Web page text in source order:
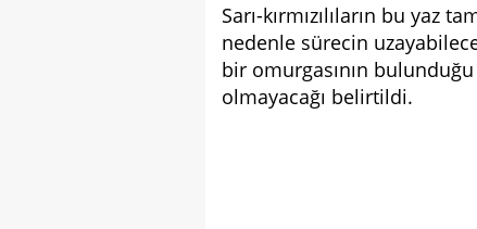
Sarı-kırmızılıların bu yaz
nedenle sürecin
bir omurgasının
olmayacağı belirtildi.